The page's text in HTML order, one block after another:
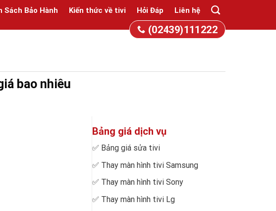
Sách Bảo Hành Kiến thức về tivi Hỏi Đáp Liên hệ
(02439)111222
bao nhiêu
Bảng giá dịch vụ
✅ Bảng giá sửa tivi
✅ Thay màn hình tivi Samsung
✅ Thay màn hình tivi Sony
✅ Thay màn hình tivi Lg